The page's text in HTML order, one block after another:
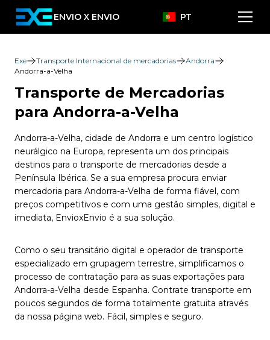
ENVIO X ENVIO PT
Exe Transporte Internacional de mercadorias
Andorra
Andorra-a-Velha
Transporte de Mercadorias
para Andorra-a-Velha
Andorra-a-Velha, cidade de Andorra e um centro logístico
neurálgico na Europa, representa um dos principais
destinos para o transporte de mercadorias desde a
Península Ibérica. Se a sua empresa procura enviar
mercadoria para Andorra-a-Velha de forma fiável, com
preços competitivos e com uma gestão simples, digital e
imediata, EnvioxEnvio é a sua solução.
Como o seu transitário digital e operador de transporte
especializado em grupagem terrestre, simplificamos o
processo de contratação para as suas exportações para
Andorra-a-Velha desde Espanha. Contrate transporte em
poucos segundos de forma totalmente gratuita através
da nossa página web. Fácil, simples e seguro.